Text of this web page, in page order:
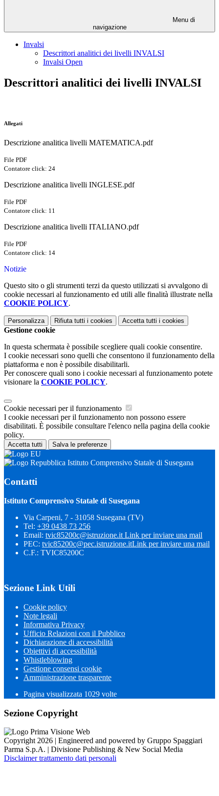
Menu di
navigazione
Invalsi
Descrittori analitici dei livelli INVALSI
Invalsi Open
Descrittori analitici dei livelli INVALSI
Allegati
Descrizione analitica livelli MATEMATICA.pdf
File PDF
Contatore click: 24
Descrizione analitica livelli INGLESE.pdf
File PDF
Contatore click: 11
Descrizione analitica livelli ITALIANO.pdf
File PDF
Contatore click: 14
Notizie
Questo sito o gli strumenti terzi da questo utilizzati si avvalgono di
cookie necessari al funzionamento ed utili alle finalità illustrate nella
COOKIE POLICY.
Personalizza Rifiuta tutti i cookies Accetta tutti i cookies
Gestione cookie
In questa schermata è possibile scegliere quali cookie consentire.
I cookie necessari sono quelli che consentono il funzionamento della
piattaforma e non è possibile disabilitarli.
Per conoscere quali sono i cookie necessari al funzionamento potete
visionare la COOKIE POLICY.
Cookie necessari per il funzionamento
I cookie necessari per il funzionamento non possono essere
disabilitati. È possibile consultare l'elenco nella pagina della cookie
policy.
Accetta tutti Salva le preferenze
Istituto Comprensivo Statale di Susegana
Contatti
Istituto Comprensivo Statale di Susegana
Via Carpeni, 7 - 31058 Susegana (TV)
Tel: +39 0438 73 256
Email: tvic85200c@istruzione.it Link per inviare una mail
PEC: tvic85200c@pec.istruzione.itLink per inviare una mail
C.F.: TVIC85200C
Sezione Link Utili
Cookie policy
Note legali
Informativa Privacy
Ufficio Relazioni con il Pubblico
Dichiarazione di accessibilità
Obiettivi di accessibilità
Whistleblowing
Gestione consensi cookie
Amministrazione trasparente
Pagina visualizzata 1029 volte
Sezione Copyright
Copyright 2026 | Engineered and powered by Gruppo Spaggiari
Parma S.p.A. | Divisione Publishing & New Social Media
Disclaimer trattamento dati personali